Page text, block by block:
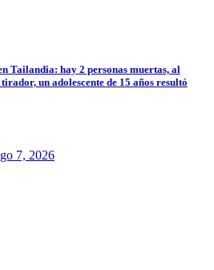
Tailandia: hay 2 personas muertas, al
un adolescente de 15 años resultó
7, 2026